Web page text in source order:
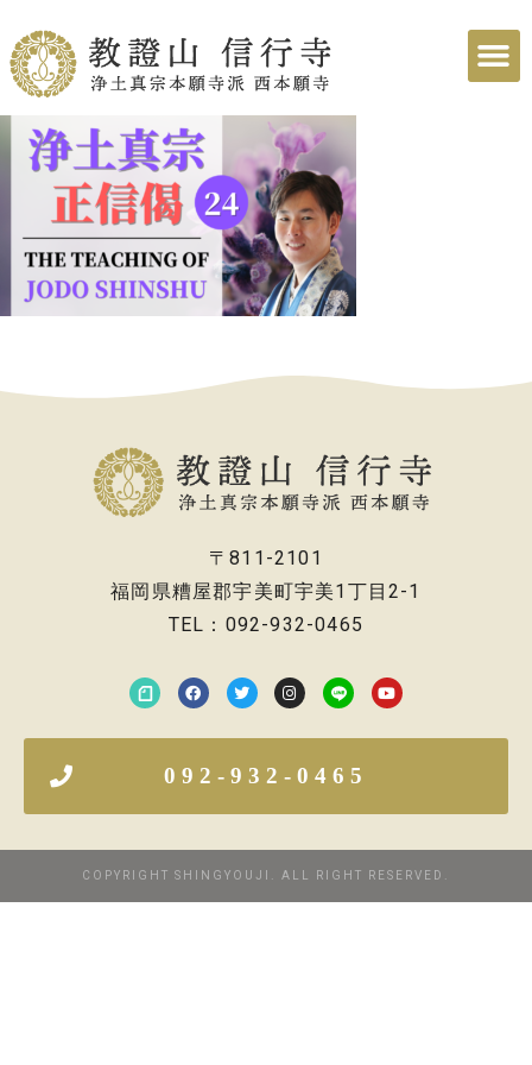
〒811-2101
福岡県糟屋郡宇美町宇美1丁目2-1
TEL：092-932-0465
092-932-0465
COPYRIGHT SHINGYOUJI. ALL RIGHT RESERVED.